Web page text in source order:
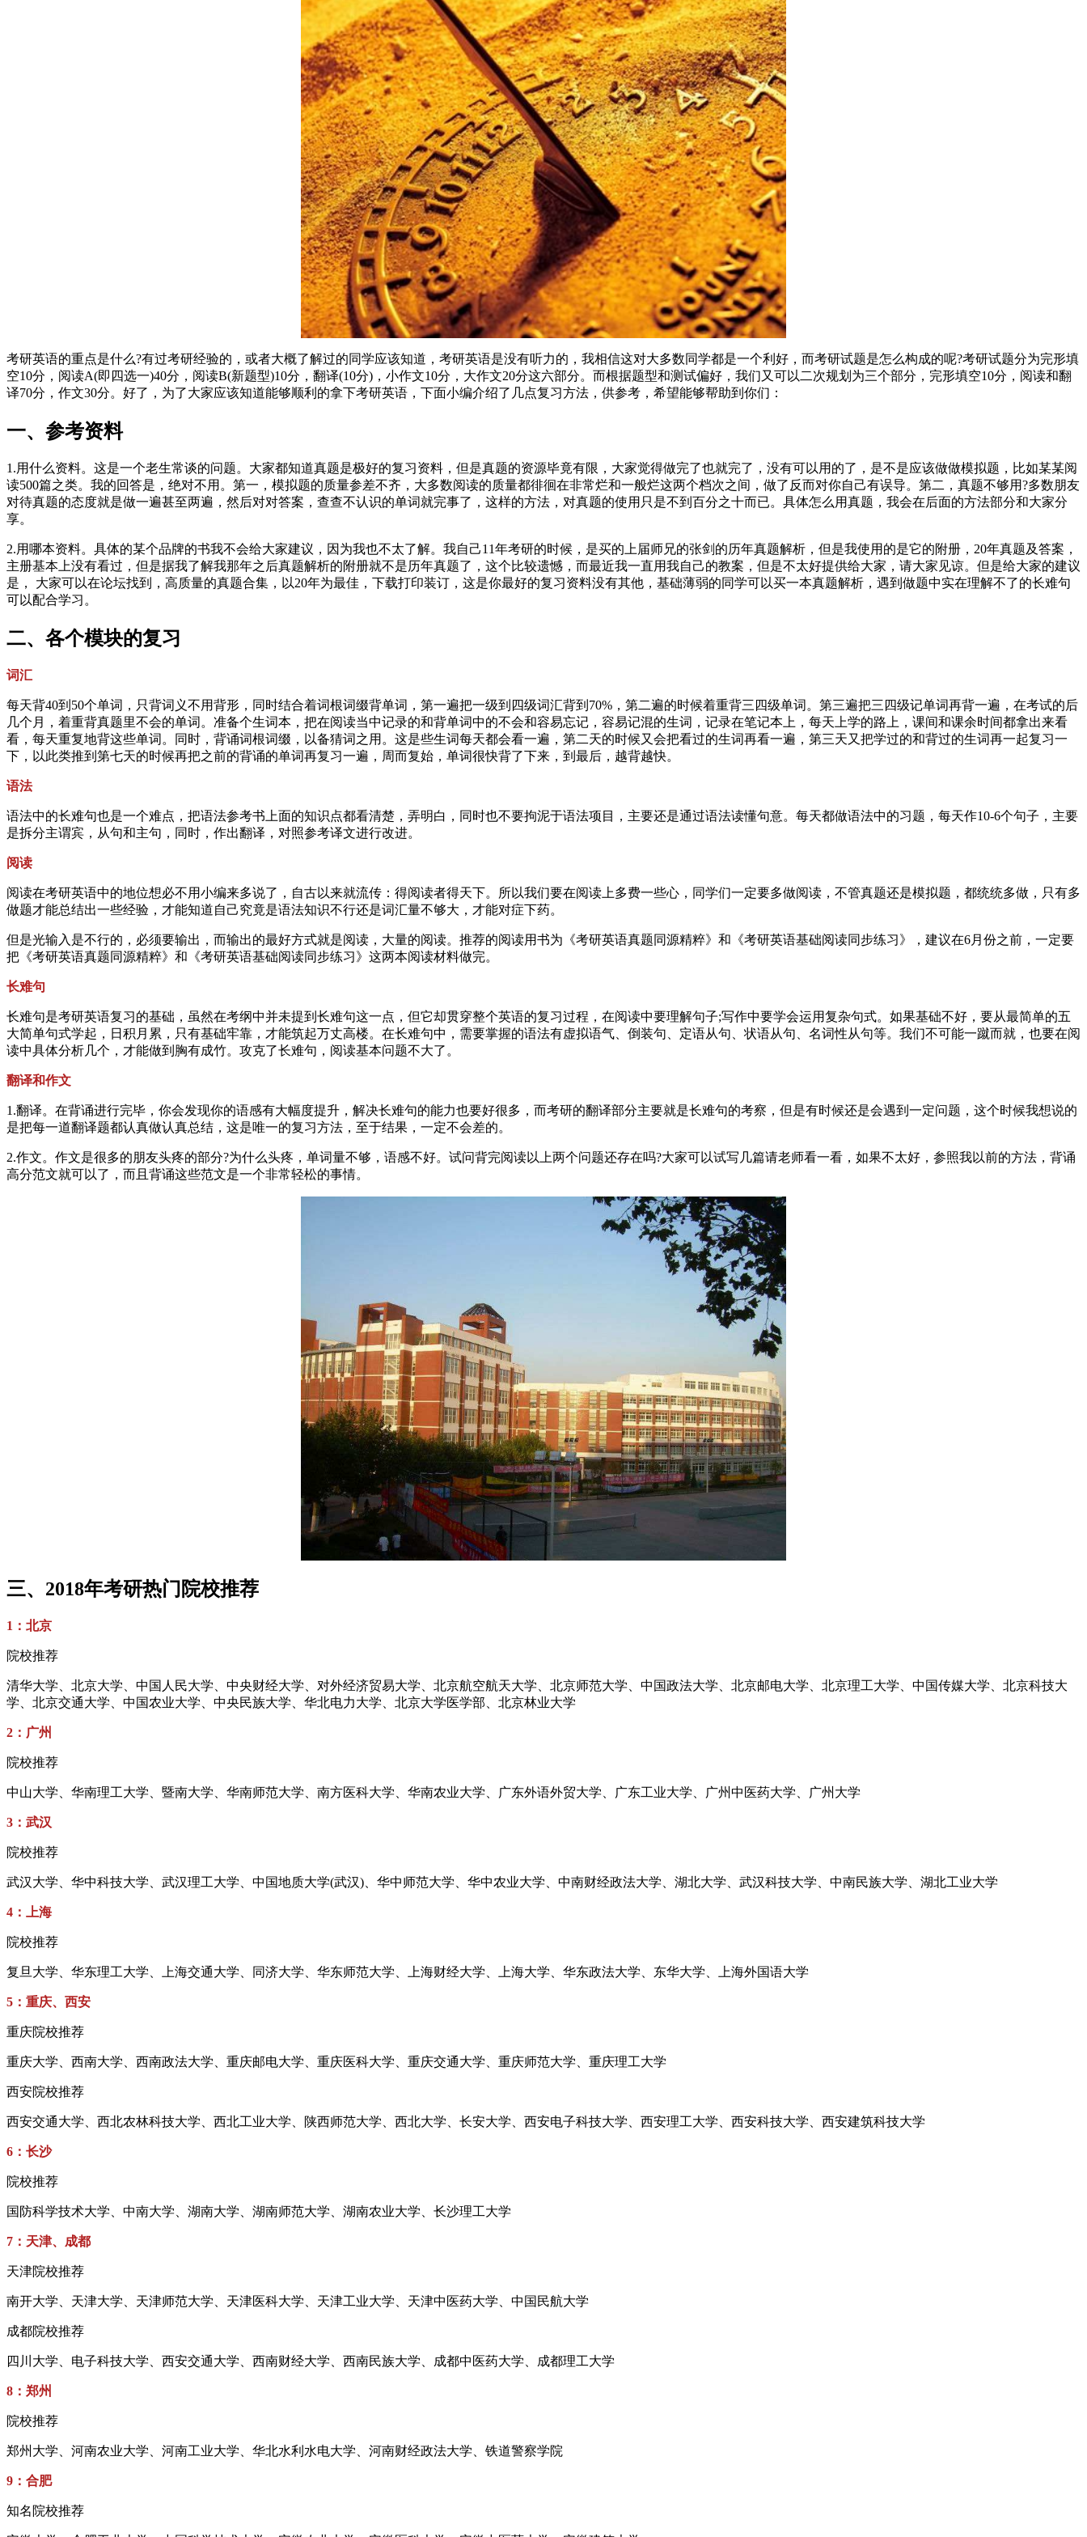
考研英语的重点是什么?有过考研经验的，或者大概了解过的同学应该知道，考研英语是没有听力的，我相信这对大多数同学都是一个利好，而考研试题是怎么构成的呢?考研试题分为完形填
空10分，阅读A(即四选一)40分，阅读B(新题型)10分，翻译(10分)，小作文10分，大作文20分这六部分。而根据题型和测试偏好，我们又可以二次规划为三个部分，完形填空10分，阅读和翻
译70分，作文30分。好了，为了大家应该知道能够顺利的拿下考研英语，下面小编介绍了几点复习方法，供参考，希望能够帮助到你们：
一、参考资料
1.用什么资料。这是一个老生常谈的问题。大家都知道真题是极好的复习资料，但是真题的资源毕竟有限，大家觉得做完了也就完了，没有可以用的了，是不是应该做做模拟题，比如某某阅
读500篇之类。我的回答是，绝对不用。第一，模拟题的质量参差不齐，大多数阅读的质量都徘徊在非常烂和一般烂这两个档次之间，做了反而对你自己有误导。第二，真题不够用?多数朋友
对待真题的态度就是做一遍甚至两遍，然后对对答案，查查不认识的单词就完事了，这样的方法，对真题的使用只是不到百分之十而已。具体怎么用真题，我会在后面的方法部分和大家分
享。
2.用哪本资料。具体的某个品牌的书我不会给大家建议，因为我也不太了解。我自己11年考研的时候，是买的上届师兄的张剑的历年真题解析，但是我使用的是它的附册，20年真题及答案，
主册基本上没有看过，但是据我了解我那年之后真题解析的附册就不是历年真题了，这个比较遗憾，而最近我一直用我自己的教案，但是不太好提供给大家，请大家见谅。但是给大家的建议
是， 大家可以在论坛找到，高质量的真题合集，以20年为最佳，下载打印装订，这是你最好的复习资料没有其他，基础薄弱的同学可以买一本真题解析，遇到做题中实在理解不了的长难句
可以配合学习。
二、各个模块的复习
词汇
每天背40到50个单词，只背词义不用背形，同时结合着词根词缀背单词，第一遍把一级到四级词汇背到70%，第二遍的时候着重背三四级单词。第三遍把三四级记单词再背一遍，在考试的后
几个月，着重背真题里不会的单词。准备个生词本，把在阅读当中记录的和背单词中的不会和容易忘记，容易记混的生词，记录在笔记本上，每天上学的路上，课间和课余时间都拿出来看
看，每天重复地背这些单词。同时，背诵词根词缀，以备猜词之用。这是些生词每天都会看一遍，第二天的时候又会把看过的生词再看一遍，第三天又把学过的和背过的生词再一起复习一
下，以此类推到第七天的时候再把之前的背诵的单词再复习一遍，周而复始，单词很快背了下来，到最后，越背越快。
语法
语法中的长难句也是一个难点，把语法参考书上面的知识点都看清楚，弄明白，同时也不要拘泥于语法项目，主要还是通过语法读懂句意。每天都做语法中的习题，每天作10-6个句子，主要
是拆分主谓宾，从句和主句，同时，作出翻译，对照参考译文进行改进。
阅读
阅读在考研英语中的地位想必不用小编来多说了，自古以来就流传：得阅读者得天下。所以我们要在阅读上多费一些心，同学们一定要多做阅读，不管真题还是模拟题，都统统多做，只有多
做题才能总结出一些经验，才能知道自己究竟是语法知识不行还是词汇量不够大，才能对症下药。
但是光输入是不行的，必须要输出，而输出的最好方式就是阅读，大量的阅读。推荐的阅读用书为《考研英语真题同源精粹》和《考研英语基础阅读同步练习》，建议在6月份之前，一定要
把《考研英语真题同源精粹》和《考研英语基础阅读同步练习》这两本阅读材料做完。
长难句
长难句是考研英语复习的基础，虽然在考纲中并未提到长难句这一点，但它却贯穿整个英语的复习过程，在阅读中要理解句子;写作中要学会运用复杂句式。如果基础不好，要从最简单的五
大简单句式学起，日积月累，只有基础牢靠，才能筑起万丈高楼。在长难句中，需要掌握的语法有虚拟语气、倒装句、定语从句、状语从句、名词性从句等。我们不可能一蹴而就，也要在阅
读中具体分析几个，才能做到胸有成竹。攻克了长难句，阅读基本问题不大了。
翻译和作文
1.翻译。在背诵进行完毕，你会发现你的语感有大幅度提升，解决长难句的能力也要好很多，而考研的翻译部分主要就是长难句的考察，但是有时候还是会遇到一定问题，这个时候我想说的
是把每一道翻译题都认真做认真总结，这是唯一的复习方法，至于结果，一定不会差的。
2.作文。作文是很多的朋友头疼的部分?为什么头疼，单词量不够，语感不好。试问背完阅读以上两个问题还存在吗?大家可以试写几篇请老师看一看，如果不太好，参照我以前的方法，背诵
高分范文就可以了，而且背诵这些范文是一个非常轻松的事情。
三、2018年考研热门院校推荐
1：北京
院校推荐
清华大学、北京大学、中国人民大学、中央财经大学、对外经济贸易大学、北京航空航天大学、北京师范大学、中国政法大学、北京邮电大学、北京理工大学、中国传媒大学、北京科技大
学、北京交通大学、中国农业大学、中央民族大学、华北电力大学、北京大学医学部、北京林业大学
2：广州
院校推荐
中山大学、华南理工大学、暨南大学、华南师范大学、南方医科大学、华南农业大学、广东外语外贸大学、广东工业大学、广州中医药大学、广州大学
3：武汉
院校推荐
武汉大学、华中科技大学、武汉理工大学、中国地质大学(武汉)、华中师范大学、华中农业大学、中南财经政法大学、湖北大学、武汉科技大学、中南民族大学、湖北工业大学
4：上海
院校推荐
复旦大学、华东理工大学、上海交通大学、同济大学、华东师范大学、上海财经大学、上海大学、华东政法大学、东华大学、上海外国语大学
5：重庆、西安
重庆院校推荐
重庆大学、西南大学、西南政法大学、重庆邮电大学、重庆医科大学、重庆交通大学、重庆师范大学、重庆理工大学
西安院校推荐
西安交通大学、西北农林科技大学、西北工业大学、陕西师范大学、西北大学、长安大学、西安电子科技大学、西安理工大学、西安科技大学、西安建筑科技大学
6：长沙
院校推荐
国防科学技术大学、中南大学、湖南大学、湖南师范大学、湖南农业大学、长沙理工大学
7：天津、成都
天津院校推荐
南开大学、天津大学、天津师范大学、天津医科大学、天津工业大学、天津中医药大学、中国民航大学
成都院校推荐
四川大学、电子科技大学、西安交通大学、西南财经大学、西南民族大学、成都中医药大学、成都理工大学
8：郑州
院校推荐
郑州大学、河南农业大学、河南工业大学、华北水利水电大学、河南财经政法大学、铁道警察学院
9：合肥
知名院校推荐